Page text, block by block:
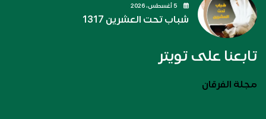
شباب تحت العشرين 1317
تابعنا على تويتر
مجلة الفرقان